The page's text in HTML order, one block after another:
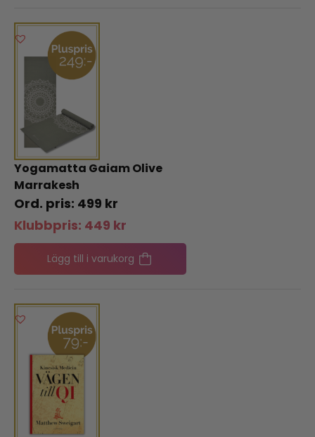
Yogamatta Gaiam Olive
Marrakesh
499 kr
Klubbpris: 449 kr
Lägg till i varukorg